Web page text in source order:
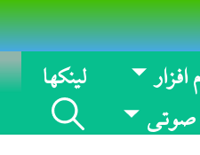
لینکها
صوتی